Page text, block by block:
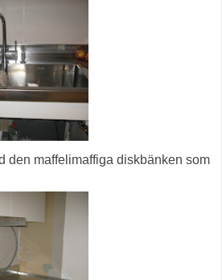
den maffelimaffiga diskbänken som